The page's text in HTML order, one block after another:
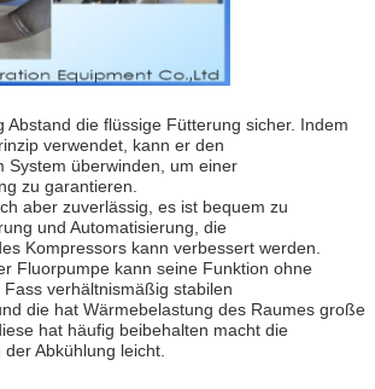
Abstand die flüssige Fütterung sicher. Indem
verwendet, kann er den
System überwinden, um einer
zu garantieren.
aber zuverlässig, es ist bequem zu
und Automatisierung, die
Kompressors kann verbessert werden.
Fluorpumpe kann seine Funktion ohne
verhältnismäßig stabilen
die hat Wärmebelastung des Raumes große
hat häufig beibehalten macht die
Abkühlung leicht.